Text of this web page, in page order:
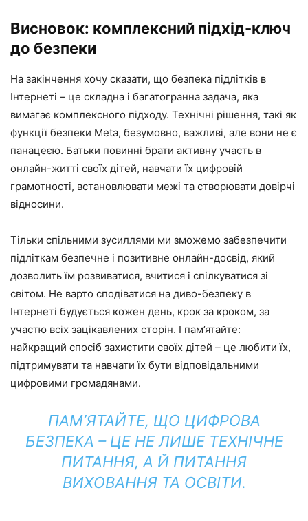
Висновок: комплексний підхід-ключ
до безпеки
На закінчення хочу сказати, що безпека підлітків в
Інтернеті – це складна і багатогранна задача, яка
вимагає комплексного підходу. Технічні рішення, такі як
функції безпеки Meta, безумовно, важливі, але вони не є
панацеєю. Батьки повинні брати активну участь в
онлайн-житті своїх дітей, навчати їх цифровій
грамотності, встановлювати межі та створювати довірчі
відносини.
Тільки спільними зусиллями ми зможемо забезпечити
підліткам безпечне і позитивне онлайн-досвід, який
дозволить їм розвиватися, вчитися і спілкуватися зі
світом. Не варто сподіватися на диво-безпеку в
Інтернеті будується кожен день, крок за кроком, за
участю всіх зацікавлених сторін. І пам’ятайте:
найкращий спосіб захистити своїх дітей – це любити їх,
підтримувати та навчати їх бути відповідальними
цифровими громадянами.
ПАМ’ЯТАЙТЕ, ЩО ЦИФРОВА
БЕЗПЕКА – ЦЕ НЕ ЛИШЕ ТЕХНІЧНЕ
ПИТАННЯ, А Й ПИТАННЯ
ВИХОВАННЯ ТА ОСВІТИ.